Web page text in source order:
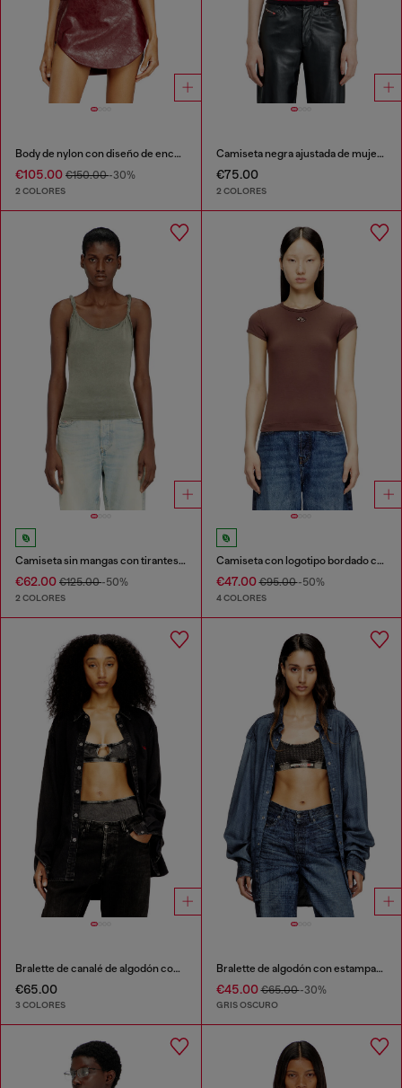
Body de nylon con diseño de encaje
€105.00 €150.00-30%
2 COLORES
Camiseta negra ajustada de mujer con estampado de cerezas
€75.00
2 COLORES
Camiseta sin mangas con tirantes retorcidos
€62.00 €125.00-50%
2 COLORES
Camiseta con logotipo bordado con abertura
€47.00€95.00-50%
4 COLORES
Bralette de canalé de algodón con joya Oval D
€65.00
3 COLORES
Bralette de algodón con estampado de pata de gallo
€45.00€65.00-30%
GRIS OSCURO